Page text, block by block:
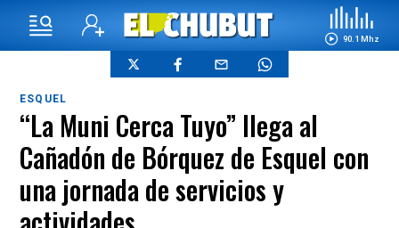
90.1 Mhz
ESQUEL
“La Muni Cerca Tuyo” llega al
Cañadón de Bórquez de Esquel con
una jornada de servicios y